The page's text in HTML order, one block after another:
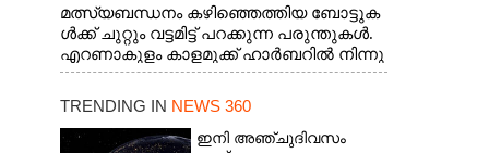
മത്സ്യബന്ധനം കഴിഞ്ഞെത്തിയ ബോട്ടുക
ൾക്ക് ചുറ്റും വട്ടമിട്ട് പറക്കുന്ന പരുന്തുകൾ.
എറണാകുളം കാളമുക്ക് ഹാർബറിൽ നിന്നു
ള്ള കാഴ്ച
TRENDING IN NEWS 360
ഇനി അഞ്ചുദിവസം